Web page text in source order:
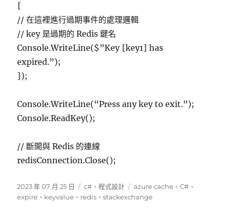
{
// 在這裡進行過期事件的處理邏輯
// key 是過期的 Redis 鍵名
Console.WriteLine($”Key {key1} has
expired.”);
});
Console.WriteLine(“Press any key to exit.”);
Console.ReadKey();
// 斷開與 Redis 的連線
redisConnection.Close();
發
佈
2023 年 07 月 25 日
分
類
c# 、程式設計
標
籤
azure cache 、C# 、
expire 、 keyvalue 、 redis 、stackexchange